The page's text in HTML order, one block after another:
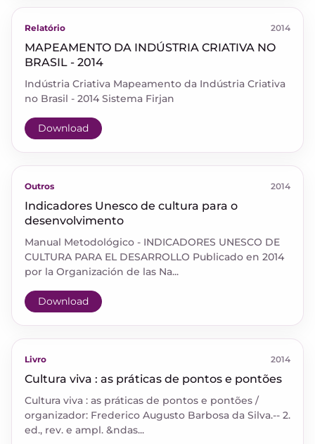
Relatório 2014
MAPEAMENTO DA INDÚSTRIA CRIATIVA NO
BRASIL - 2014
Indústria Criativa Mapeamento da Indústria Criativa
no Brasil - 2014 Sistema Firjan
Download
Outros 2014
Indicadores Unesco de cultura para o
desenvolvimento
Manual Metodológico - INDICADORES UNESCO DE
CULTURA PARA EL DESARROLLO Publicado en 2014
por la Organización de las Na...
Download
Livro 2014
Cultura viva : as práticas de pontos e pontões
Cultura viva : as práticas de pontos e pontões /
organizador: Frederico Augusto Barbosa da Silva.-- 2.
ed., rev. e ampl. &ndas...